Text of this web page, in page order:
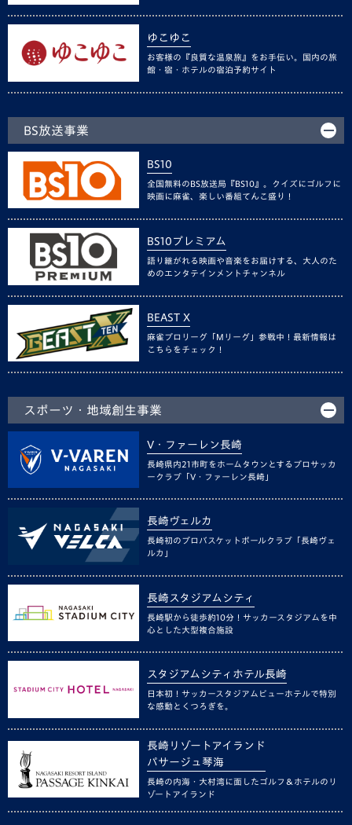
ゆこゆこ
お客様の『良質な温泉旅』をお手伝い。国内の旅
館・宿・ホテルの宿泊予約サイト
BS放送事業
BS10
全国無料のBS放送局『BS10』。クイズにゴルフに
映画に麻雀、楽しい番組てんこ盛り！
BS10プレミアム
語り継がれる映画や音楽をお届けする、大人のた
めのエンタテインメントチャンネル
BEAST X
麻雀プロリーグ「Mリーグ」参戦中！最新情報は
こちらをチェック！
スポーツ・地域創生事業
V・ファーレン長崎
長崎県内21市町をホームタウンとするプロサッカ
ークラブ「V・ファーレン長崎」
長崎ヴェルカ
長崎初のプロバスケットボールクラブ「長崎ヴェ
ルカ」
長崎スタジアムシティ
長崎駅から徒歩約10分！サッカースタジアムを中
心とした大型複合施設
スタジアムシティホテル長崎
日本初！サッカースタジアムビューホテルで特別
な感動とくつろぎを。
長崎リゾートアイランド
パサージュ琴海
長崎の内海・大村湾に面したゴルフ＆ホテルのリ
ゾートアイランド